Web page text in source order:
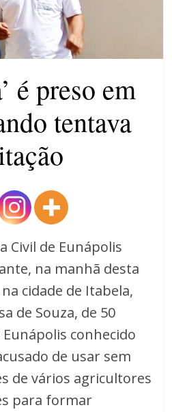
do STF André
precisa explicar
no ar
é preso em
tentava
Civil de Eunápolis
na manhã desta
cidade de Itabela,
de Souza, de 50
conhecido
de usar sem
de vários agricultores
para formar